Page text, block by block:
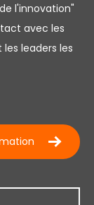
l'innovation"
avec les
leaders les